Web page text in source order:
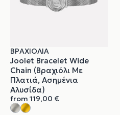
ΒΡΑΧΙΌΛΙΑ
Joolet Bracelet Wide
Chain (Βραχιόλι Με
Πλατιά, Ασημένια
Αλυσίδα)
from 119,00 €